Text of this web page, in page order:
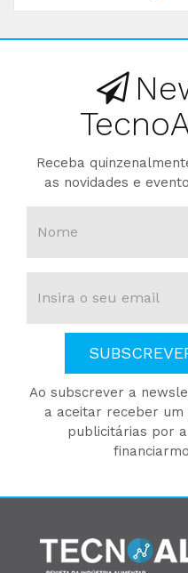
Receba
as novidades e
Ao subscrever a
a aceitar receber
publicitárias por